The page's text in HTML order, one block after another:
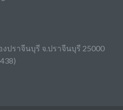
งปราจีนบุรี จ.ปราจีนบุรี 25000